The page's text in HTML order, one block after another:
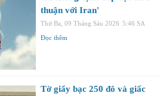
thuận với Iran'
Thứ Ba, 09 Tháng Sáu 2026 5:46 SA
Đọc thêm
Tờ giấy bạc 250 đô và giấc